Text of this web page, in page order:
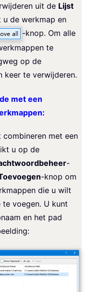
uit de Lijst
u de werkmap en
-knop. Om alle
te
op de
keer te verwijderen.
met een
met een
u op de
-
-knop om
die u wilt
voegen. U kunt
en het pad